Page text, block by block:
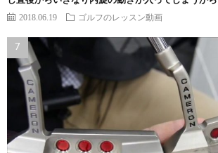
2018.06.19 ゴルフのレッスン動画